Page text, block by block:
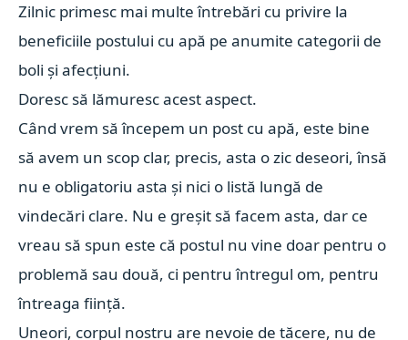
Zilnic primesc mai multe întrebări cu privire la
beneficiile postului cu apă pe anumite categorii de
boli și afecțiuni.
Doresc să lămuresc acest aspect.
Când vrem să începem un post cu apă, este bine
să avem un scop clar, precis, asta o zic deseori, însă
nu e obligatoriu asta și nici o listă lungă de
vindecări clare. Nu e greșit să facem asta, dar ce
vreau să spun este că postul nu vine doar pentru o
problemă sau două, ci pentru întregul om, pentru
întreaga ființă.
Uneori, corpul nostru are nevoie de tăcere, nu de